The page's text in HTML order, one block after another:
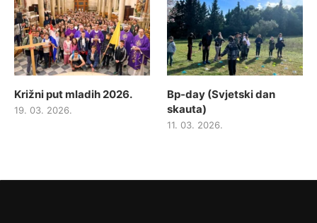
Križni put mladih 2026.
19. 03. 2026.
Bp-day (Svjetski dan
skauta)
11. 03. 2026.